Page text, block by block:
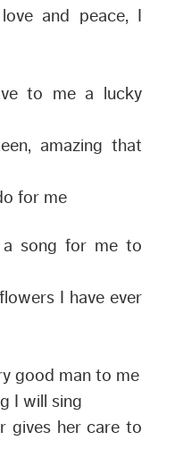
and peace, I
to me a lucky
amazing that
for me
a song for me to
I have ever
good man to me
I will sing
gives her care to